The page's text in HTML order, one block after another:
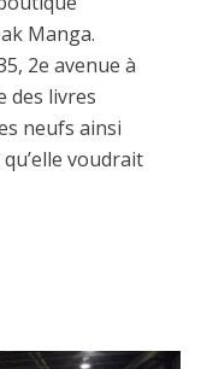
Manga.
2e avenue à
des livres
neufs ainsi
voudrait